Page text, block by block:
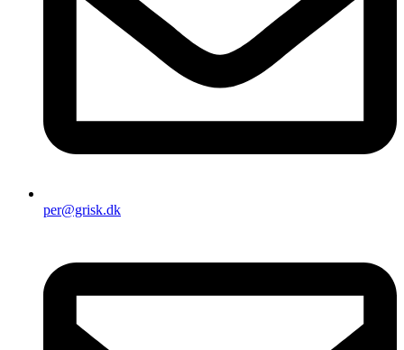
per@grisk.dk